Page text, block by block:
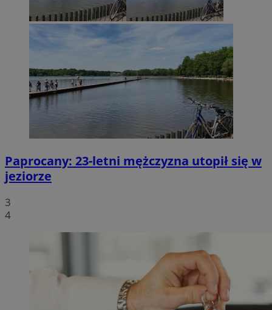
Paprocany: 23-letni mężczyzna utopił się w
jeziorze
3
4